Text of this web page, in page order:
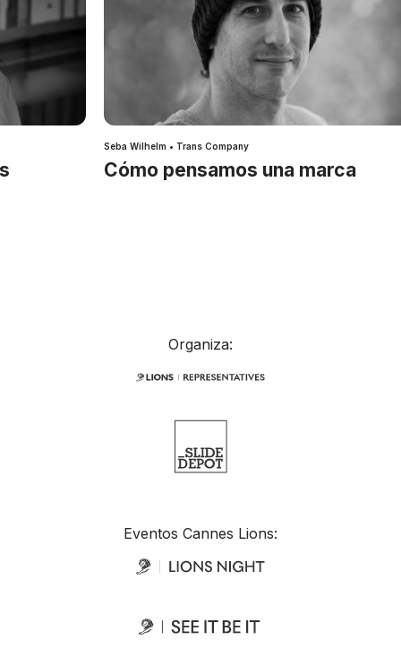
Seba Wilhelm • Trans Company
Cómo pensamos una marca
Organiza:
Eventos Cannes Lions: